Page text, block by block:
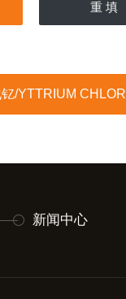
YTTRIUM CHLORIDE
新闻中心